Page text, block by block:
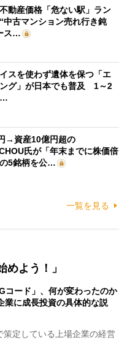
不動産価格「危ない駅」ラン
中古マンション売れ行き鈍
ス…
スを使わず遺体を保つ「エ
グ」が日本でも普及 1～2
…
→資産10億円超の
氏が「年末までに株価倍
5銘柄を公…
一覧を見る
よう！」
コード」、何が変わったのか
に成長投資の具体的な説
定している上場企業の経営